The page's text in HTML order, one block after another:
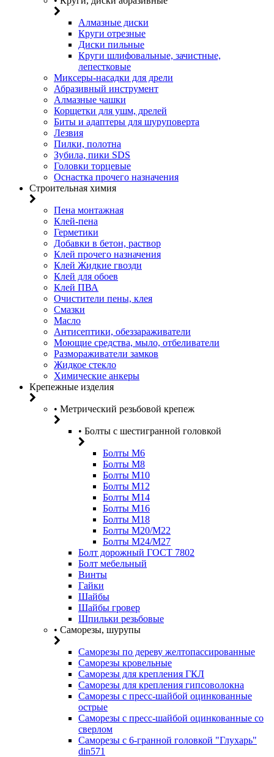
Алмазные диски
Круги отрезные
Диски пильные
Круги шлифовальные, зачистные,
лепестковые
Миксеры-насадки для дрели
Абразивный инструмент
Алмазные чашки
Корщетки для ушм, дрелей
Биты и адаптеры для шуруповерта
Лезвия
Пилки, полотна
Зубила, пики SDS
Головки торцевые
Оснастка прочего назначения
Строительная химия
Пена монтажная
Клей-пена
Герметики
Добавки в бетон, раствор
Клей прочего назначения
Клей Жидкие гвозди
Клей для обоев
Клей ПВА
Очистители пены, клея
Смазки
Масло
Антисептики, обеззараживатели
Моющие средства, мыло, отбеливатели
Размораживатели замков
Жидкое стекло
Химические анкеры
Крепежные изделия
• Метрический резьбовой крепеж
• Болты с шестигранной головкой
Болты М6
Болты М8
Болты М10
Болты М12
Болты М14
Болты М16
Болты М18
Болты М20/M22
Болты М24/М27
Болт дорожный ГОСТ 7802
Болт мебельный
Винты
Гайки
Шайбы
Шайбы гровер
Шпильки резьбовые
• Саморезы, шурупы
Саморезы по дереву желтопассированные
Саморезы кровельные
Саморезы для крепления ГКЛ
Саморезы для крепления гипсоволокна
Саморезы с пресс-шайбой оцинкованные
острые
Саморезы с пресс-шайбой оцинкованные со
сверлом
Саморезы с 6-гранной головкой "Глухарь"
din571